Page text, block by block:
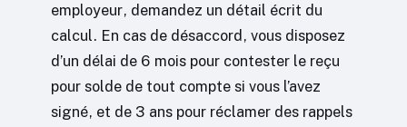
employeur, demandez un détail écrit du
calcul. En cas de désaccord, vous disposez
d’un délai de 6 mois pour contester le reçu
pour solde de tout compte si vous l’avez
signé, et de 3 ans pour réclamer des rappels